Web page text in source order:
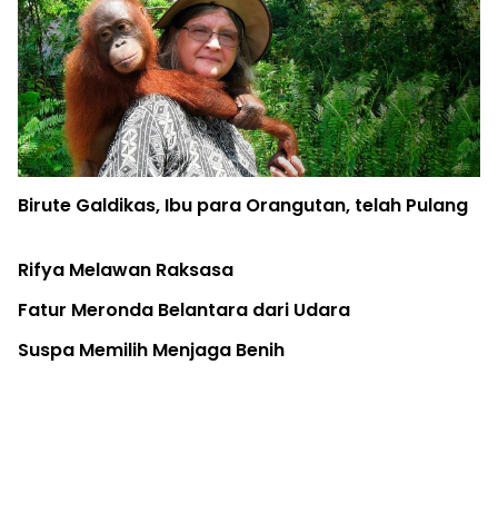
Pohon di Kota: Infrastruktur Kesehatan Publik
Warga